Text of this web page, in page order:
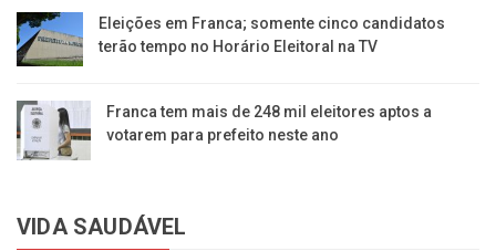
Eleições em Franca; somente cinco candidatos
terão tempo no Horário Eleitoral na TV
Franca tem mais de 248 mil eleitores aptos a
votarem para prefeito neste ano
VIDA SAUDÁVEL